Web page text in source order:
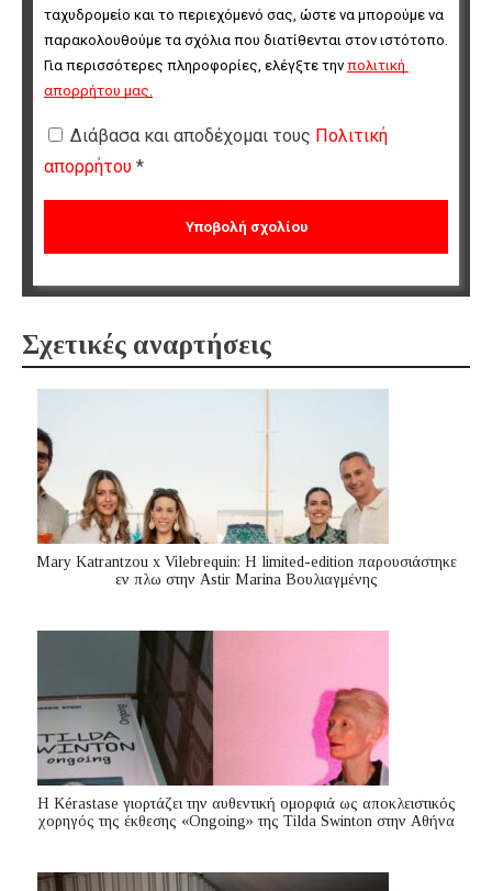
ταχυδρομείο και το περιεχόμενό σας, ώστε να μπορούμε να
παρακολουθούμε τα σχόλια που διατίθενται στον ιστότοπο.
Για περισσότερες πληροφορίες, ελέγξτε την πολιτική
απορρήτου μας.
Διάβασα και αποδέχομαι τους Πολιτική
απορρήτου *
Σχετικές αναρτήσεις
Mary Katrantzou x Vilebrequin: Η limited-edition παρουσιάστηκε
εν πλω στην Astir Marina Βουλιαγμένης
Η Kérastase γιορτάζει την αυθεντική ομορφιά ως αποκλειστικός
χορηγός της έκθεσης «Ongoing» της Tilda Swinton στην Αθήνα